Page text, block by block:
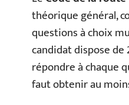
théorique général,
questions à choix
candidat dispose de
répondre à chaque
faut obtenir au